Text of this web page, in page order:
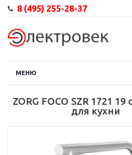
8 (495) 255-28-37
МЕНЮ
ZORG FOCO SZR 1721 19
для кухни